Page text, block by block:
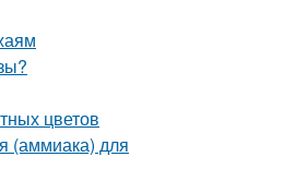
цветов
(аммиака) для